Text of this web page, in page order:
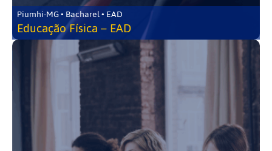
Piumhi-MG • Bacharel • EAD
Educação Física – EAD